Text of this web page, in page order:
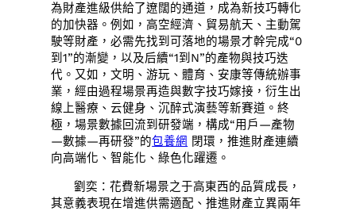
為財產進級供給了遼闊的通道，成為新技巧轉化
的加快器。例如，高空經濟、貿易航天、主動駕
駛等財產，必需先找到可落地的場景才幹完成“0
到1”的漸變，以及后續“1到N”的產物與技巧迭
代。又如，文明、游玩、體育、安康等傳統辦事
業，經由過程場景再造與數字技巧嫁接，衍生出
線上醫療、云健身、沉醉式演藝等新賽道。終
極，場景數據回流到研發端，構成“用戶—產物
—數據—再研發”的包養網 閉環，推進財產連續
向高端化、智能化、綠色化躍遷。
劉奕：花費新場景之于高東西的品質成長，
其意義表現在增進供需適配、推進財產立異兩年